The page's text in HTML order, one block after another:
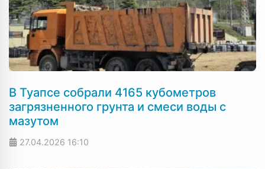
В Туапсе собрали 4165 кубометров
загрязненного грунта и смеси воды с
мазутом
27.04.2026 16:10